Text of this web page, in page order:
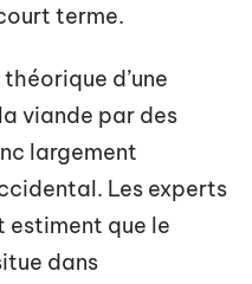
terme.
d’une
viande par des
largement
Les experts
estiment que le
dans